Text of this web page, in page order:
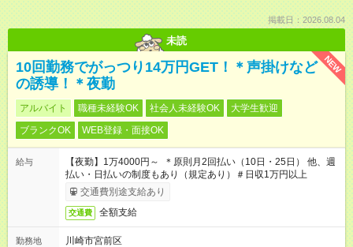
掲載日：2026.08.04
未読
NEW
10回勤務でがっつり14万円GET！＊声掛けなど
の誘導！＊夜勤
アルバイト 職種未経験OK 社会人未経験OK
大学生歓迎
ブランクOK
WEB登録・面接OK
給与
【夜勤】1万4000円～ ＊原則月2回払い（10日・25日） 他、週
払い・日払いの制度もあり（規定あり）＃日収1万円以上
交通費別途支給あり
交通費 全額支給
勤務地
川崎市宮前区